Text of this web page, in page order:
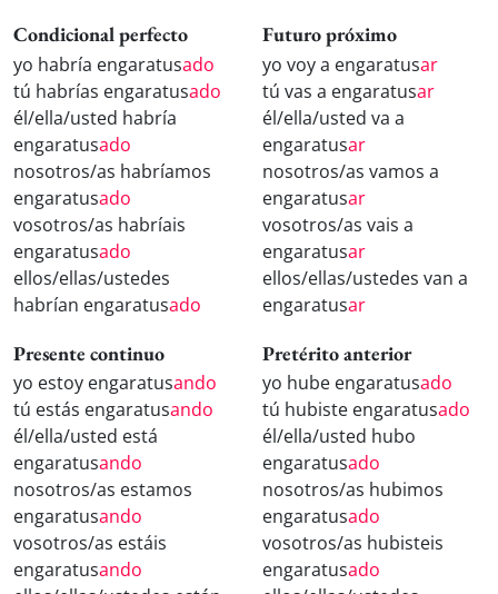
Condicional perfecto
yo habría engaratusado
tú habrías engaratusado
él/ella/usted habría
engaratusado
nosotros/as habríamos
engaratusado
vosotros/as habríais
engaratusado
ellos/ellas/ustedes
habrían engaratusado
Futuro próximo
yo voy a engaratusar
tú vas a engaratusar
él/ella/usted va a
engaratusar
nosotros/as vamos a
engaratusar
vosotros/as vais a
engaratusar
ellos/ellas/ustedes van a
engaratusar
Presente continuo
yo estoy engaratusando
tú estás engaratusando
él/ella/usted está
engaratusando
nosotros/as estamos
engaratusando
vosotros/as estáis
engaratusando
Pretérito anterior
yo hube engaratusado
tú hubiste engaratusado
él/ella/usted hubo
engaratusado
nosotros/as hubimos
engaratusado
vosotros/as hubisteis
engaratusado